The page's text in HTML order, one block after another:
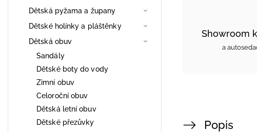
Dětská pyžama a župany
Dětské holínky a pláštěnky
Dětská obuv
Sandály
Dětské boty do vody
Zimní obuv
Celoroční obuv
Dětská letní obuv
Dětské přezůvky
Showroom
a
Popis